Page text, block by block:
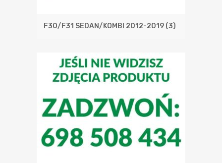
F30/F31 SEDAN/KOMBI 2012-2019 (3)